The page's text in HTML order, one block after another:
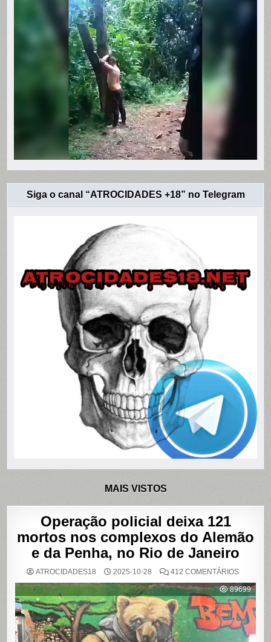
Siga o canal “ATROCIDADES +18” no Telegram
MAIS VISTOS
Operação policial deixa 121
mortos nos complexos do Alemão
e da Penha, no Rio de Janeiro
ATROCIDADES18 2025-10-28 412 COMENTÁRIOSEM
POLICIAL
DEIXA
121
MORTOS
NOS
DO
ALEMÃO
89699